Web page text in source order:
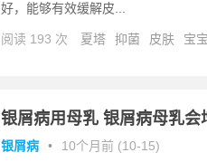
好，能够有效缓解皮...
阅读 193 次 夏塔 抑菌 皮肤 宝宝
银屑病用母乳 银屑病母乳会
银屑病 • 10个月前 (10-15)